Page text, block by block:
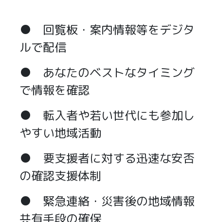
● 回覧板・案内情報等をデジタ
ルで配信
● あなたのベストなタイミング
で情報を確認
● 転入者や若い世代にも参加し
やすい地域活動
● 要支援者に対する迅速な安否
の確認支援体制
● 緊急連絡・災害後の地域情報